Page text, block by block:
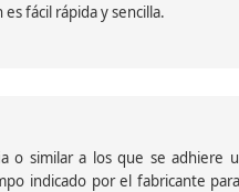
fácil rápida y sencilla.
o similar a los que se adhiere
indicado por el fabricante